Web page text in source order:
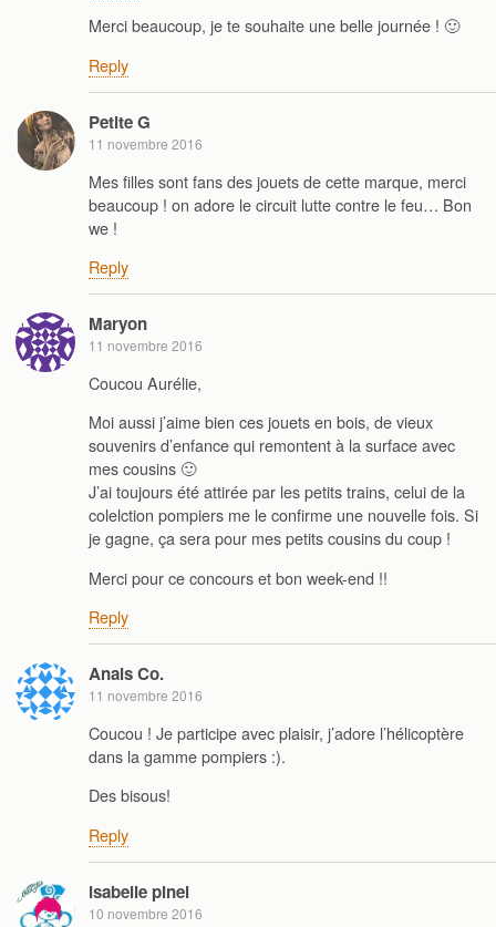
Merci beaucoup, je te souhaite une belle journée ! 🙂
Reply
Petite G
11 novembre 2016
Mes filles sont fans des jouets de cette marque, merci
beaucoup ! on adore le circuit lutte contre le feu… Bon
we !
Reply
Maryon
11 novembre 2016
Coucou Aurélie,
Moi aussi j’aime bien ces jouets en bois, de vieux
souvenirs d’enfance qui remontent à la surface avec
mes cousins 🙂
J’ai toujours été attirée par les petits trains, celui de la
colelction pompiers me le confirme une nouvelle fois. Si
je gagne, ça sera pour mes petits cousins du coup !
Merci pour ce concours et bon week-end !!
Reply
Anais Co.
11 novembre 2016
Coucou ! Je participe avec plaisir, j’adore l’hélicoptère
dans la gamme pompiers :).
Des bisous!
Reply
isabelle pinel
10 novembre 2016